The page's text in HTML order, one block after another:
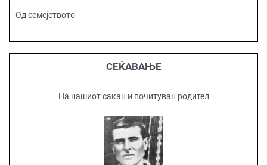
Од семејството
СЕЌАВАЊЕ
На нашиот сакан и почитуван родител